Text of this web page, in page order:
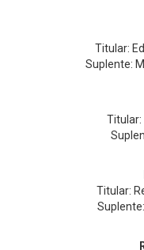
Titular:
Suplente:
Titular:
Titular: